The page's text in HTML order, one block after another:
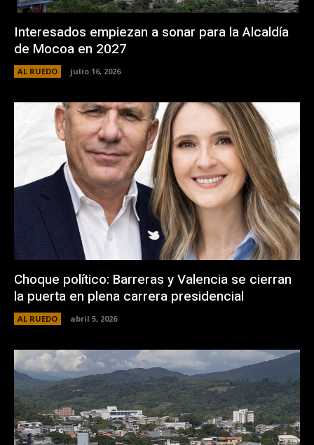
Interesados empiezan a sonar para la Alcaldía
de Mocoa en 2027
AL RUEDO julio 16, 2026
Choque político: Barreras y Valencia se cierran
la puerta en plena carrera presidencial
AL RUEDO abril 5, 2026